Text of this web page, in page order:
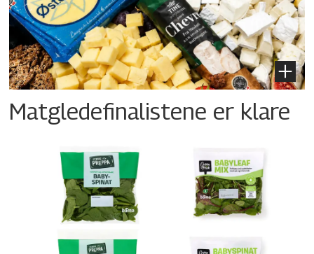
Matgledefinalistene er klare